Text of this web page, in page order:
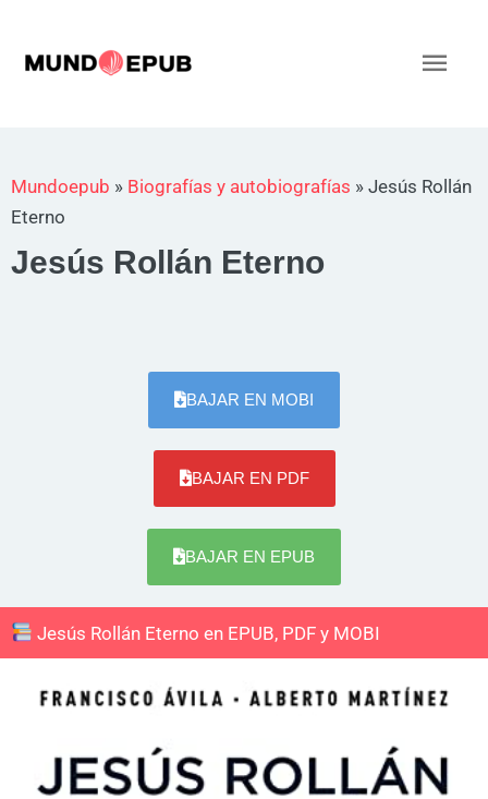
contenido
Mundoepub » Biografías y autobiografías » Jesús Rollán
Eterno
Jesús Rollán Eterno
BAJAR EN MOBI
BAJAR EN PDF
BAJAR EN EPUB
Jesús Rollán Eterno en EPUB, PDF y MOBI